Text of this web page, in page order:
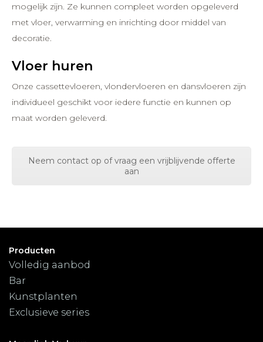
mogelijk zijn. Ze kunnen compleet worden opgeleverd
met vloer, verwarming en inrichting door middel van
decoratie.
Vloer huren
Onze cassettevloeren, vlondervloeren en dansvloeren zijn
individueel geschikt voor iedere functie en kunnen op
maat worden geleverd.
Neem contact op of vraag een vrijblijvende offerte
aan
Producten
Volledig aanbod
Bar
Kunstplanten
Exclusieve series